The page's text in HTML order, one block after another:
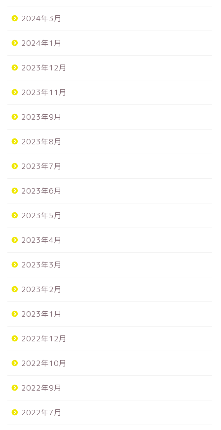
2024年3月
2024年1月
2023年12月
2023年11月
2023年9月
2023年8月
2023年7月
2023年6月
2023年5月
2023年4月
2023年3月
2023年2月
2023年1月
2022年12月
2022年10月
2022年9月
2022年7月